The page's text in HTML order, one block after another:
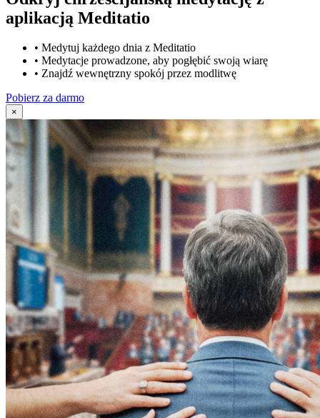
aplikacją Meditatio
• Medytuj każdego dnia z Meditatio
• Medytacje prowadzone, aby pogłębić swoją wiarę
• Znajdź wewnętrzny spokój przez modlitwę
Pobierz za darmo
×